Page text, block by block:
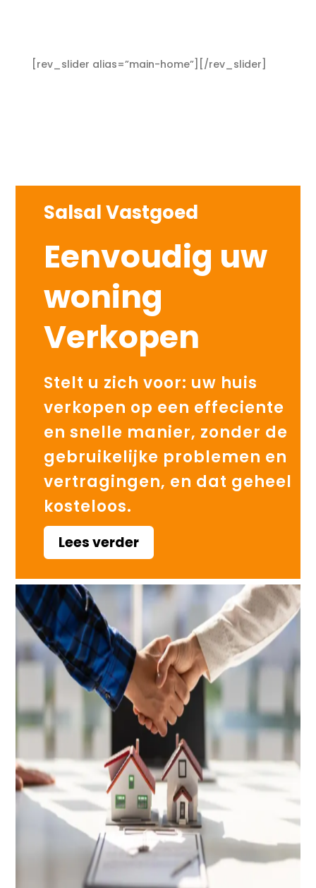
[rev_slider alias=”main-home”][/rev_slider]
Salsal Vastgoed
Eenvoudig uw
woning
Verkopen
Stelt u zich voor: uw huis
verkopen op een effeciente
en snelle manier, zonder de
gebruikelijke problemen en
vertragingen, en dat geheel
kosteloos.
Lees verder